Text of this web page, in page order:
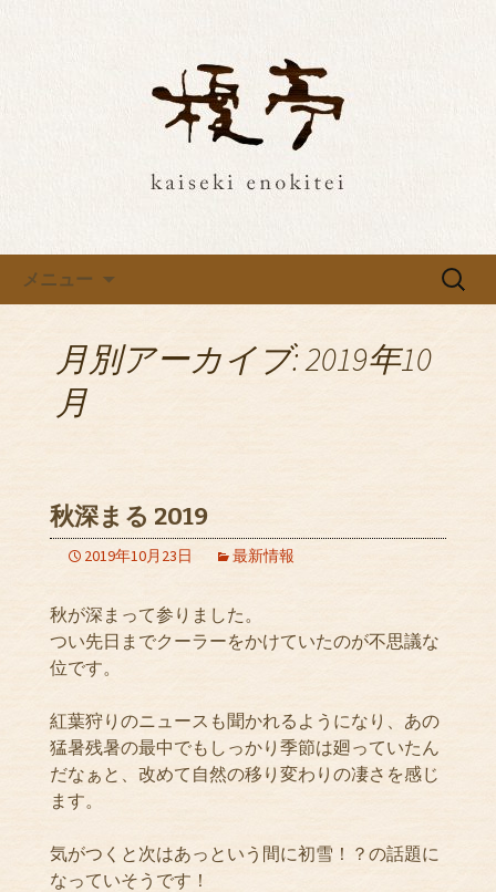
埼玉・所沢の榎亭で特別な和食
ご飯を。最新情報をお届け
を。最新情報をお届け
メニュー
検
月別アーカイブ: 2019年10
月
秋深まる 2019
2019年10月23日 最新情報
秋が深まって参りました。
つい先日までクーラーをかけていたのが不思議な
位です。
紅葉狩りのニュースも聞かれるようになり、あの
猛暑残暑の最中でもしっかり季節は廻っていたん
だなぁと、改めて自然の移り変わりの凄さを感じ
ます。
気がつくと次はあっという間に初雪！？の話題に
なっていそうです！